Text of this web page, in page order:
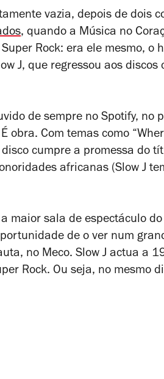
vazia, depois de dois
, quando a Música no
Rock: era ele mesmo, o
J, que regressou aos discos
de sempre no Spotify, no
Com temas como
cumpre a promessa do
africanas (Slow J
maior sala de espectáculo
de o ver num
no Meco. Slow J actua a
Rock. Ou seja, no mesmo